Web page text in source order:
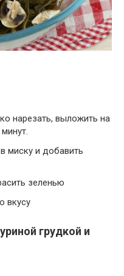
нарезать, выложить на
миску и добавить
зеленью
вкусу
грудкой и